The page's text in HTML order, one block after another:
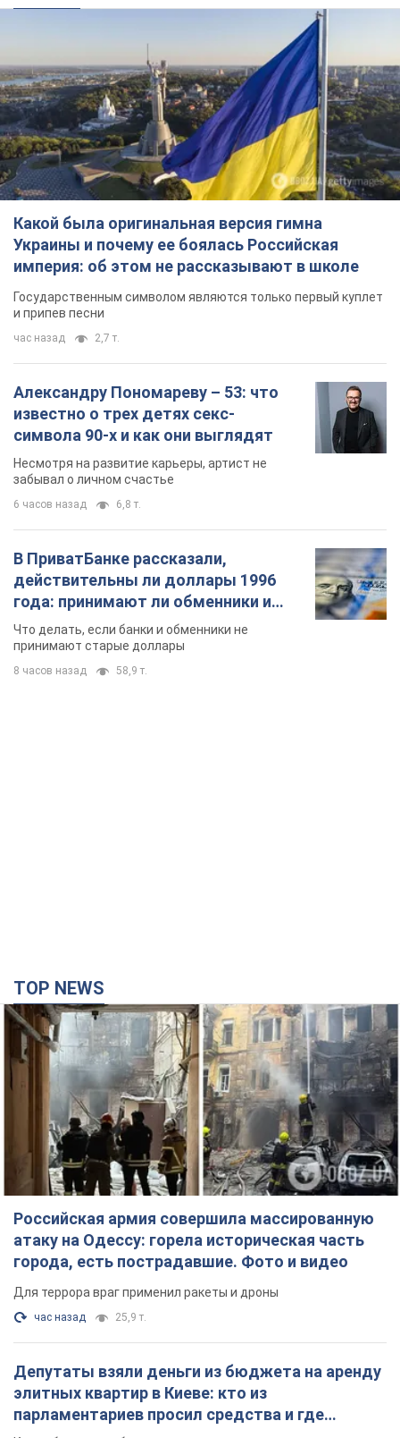
Государственным символом являются только первый куплет
Александру Пономареву – 53: что
известно о трех детях секс-
символа 90-х и как они выглядят
Несмотря на развитие карьеры, артист не
забывал о личном счастье
6 часов назад
В ПриватБанке рассказали,
действительны ли доллары 1996
года: принимают ли обменники и
банки такие купюры
Что делать, если банки и обменники не
Для террора враг применил ракеты и дроны
час назад 25,9 т.
Депутаты взяли деньги из бюджета на аренду
элитных квартир в Киеве: кто из
парламентариев просил средства и где
поселился
Как работает особая социальная гарантия и кто ею
пользуется
3 часа назад 48,7 т.
Российская армия обстреляла два соседних
многоэтажных дома в Харькове: двое
погибших, более 20 пострадавших
Враг умышленно бьет по жилым домам
16 минут назад 2,6 т.